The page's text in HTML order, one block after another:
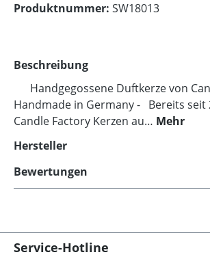
Produktnummer: SW18013
Beschreibung
Handgegossene Duftkerze von
Handmade in Germany - Bereits seit
Candle Factory Kerzen au… Mehr
Hersteller
Bewertungen
Service-Hotline